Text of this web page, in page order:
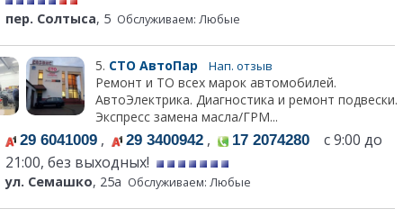
пер. Солтыса, 5 Обслуживаем: Любые
5. СТО АвтоПар Нап. отзыв
Ремонт и ТО всех марок автомобилей.
АвтоЭлектрика. Диагностика и ремонт подвески.
Экспресс замена масла/ГРМ...
29 6041009 , 29 3400942 , 17 2074280 с 9:00 до
21:00, без выходных!
ул. Семашко, 25а Обслуживаем: Любые